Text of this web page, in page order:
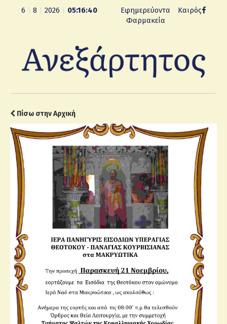
6 8 2026 05:16:41
Εφημερεύοντα
Φαρμακεία
Καιρός
Πίσω στην Αρχική